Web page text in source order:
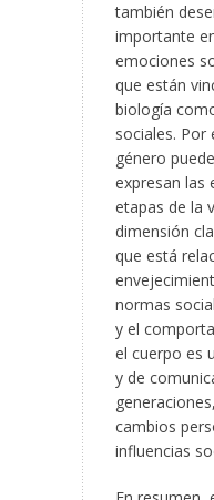
también
importante
emociones
que están
biología
sociales. Por
género
expresan las
etapas de la
dimensión
que está
normas
y el
el cuerpo es
y de
cambios
influencias